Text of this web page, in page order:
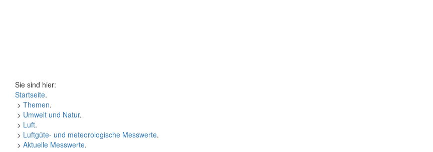
Sie sind hier:
Startseite.
> Themen.
> Umwelt und Natur.
> Luft.
> Luftgüte- und meteorologische Messwerte.
> Aktuelle Messwerte.